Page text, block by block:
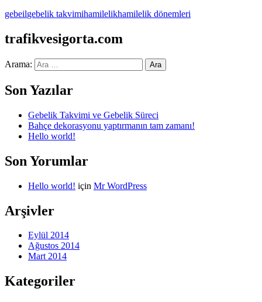
gebeilgebelik takvimihamilelikhamilelik dönemleri
trafikvesigorta.com
Arama:
Son Yazılar
Gebelik Takvimi ve Gebelik Süreci
Bahçe dekorasyonu yaptırmanın tam zamanı!
Hello world!
Son Yorumlar
Hello world! için Mr WordPress
Arşivler
Eylül 2014
Ağustos 2014
Mart 2014
Kategoriler